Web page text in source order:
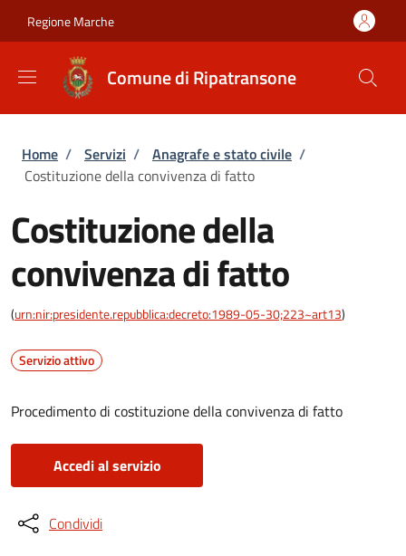
Regione Marche
Comune di Ripatransone
Briciole di pane
Home / Servizi / Anagrafe e stato civile /
Costituzione della convivenza di fatto
Costituzione della
convivenza di fatto
(urn:nir:presidente.repubblica:decreto:1989-05-30;223~art13)
Servizio attivo
Procedimento di costituzione della convivenza di fatto
Accedi al servizio
Condividi